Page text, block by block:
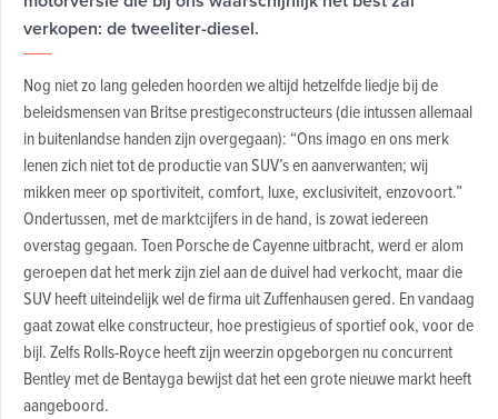
verkopen: de tweeliter-diesel.
Nog niet zo lang geleden hoorden we altijd hetzelfde liedje bij de
beleidsmensen van Britse prestigeconstructeurs (die intussen allemaal
in buitenlandse handen zijn overgegaan): “Ons imago en ons merk
lenen zich niet tot de productie van SUV’s en aanverwanten; wij
mikken meer op sportiviteit, comfort, luxe, exclusiviteit, enzovoort.”
Ondertussen, met de marktcijfers in de hand, is zowat iedereen
overstag gegaan. Toen Porsche de Cayenne uitbracht, werd er alom
geroepen dat het merk zijn ziel aan de duivel had verkocht, maar die
SUV heeft uiteindelijk wel de firma uit Zuffenhausen gered. En vandaag
gaat zowat elke constructeur, hoe prestigieus of sportief ook, voor de
bijl. Zelfs Rolls-Royce heeft zijn weerzin opgeborgen nu concurrent
Bentley met de Bentayga bewijst dat het een grote nieuwe markt heeft
aangeboord.